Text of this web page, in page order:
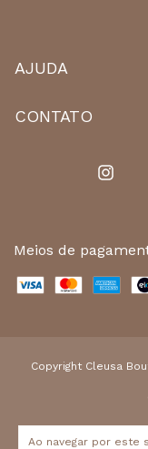
Ao navegar por este
AJUDA
CONTATO
Meios de
Copyright Cleusa